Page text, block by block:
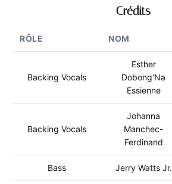
Crédits
RÔLE NOM
Backing Vocals
Esther
Dobong'Na
Essienne
Backing Vocals
Johanna
Manchec-
Ferdinand
Bass Jerry Watts Jr.